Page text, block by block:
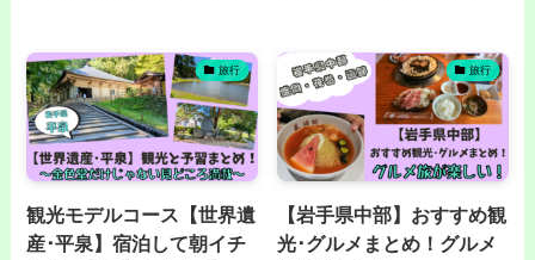
旅行
観光モデルコース【世界遺
産･平泉】宿泊して朝イチ
旅行
【岩手県中部】おすすめ観
光･グルメまとめ！グルメ